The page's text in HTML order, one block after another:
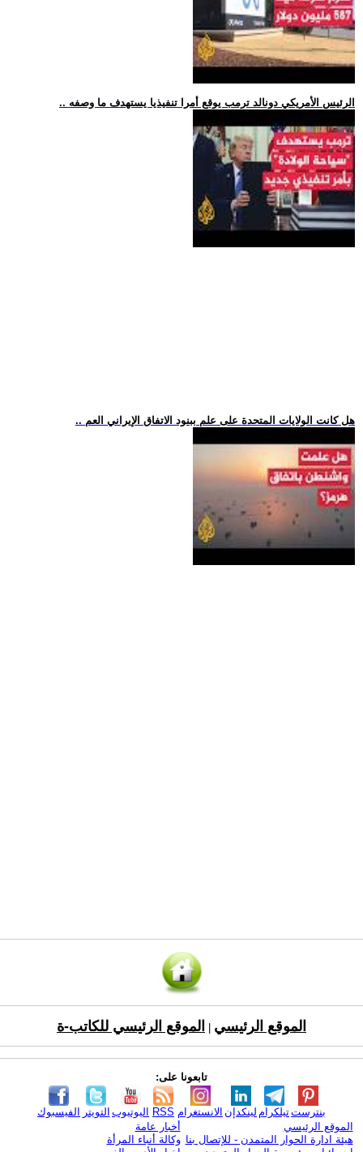
.. الرئيس الأمريكي دونالد ترمب يوقع أمرا تنفيذيا يستهدف ما وصفه
.. هل كانت الولايات المتحدة على علم ببنود الاتفاق الإيراني العم
الموقع الرئيسي الموقع الرئيسي للكاتب-ة
تابعونا على:
الفيسبوك التويتر اليوتيوب RSS الانستغرام لينكدإن تيلكرامبنترست
الموقع الرئيسي
هيئة ادارة الحوار المتمدن - للإتصال بنا
أخبار عامة
وكالة أنباء المرأة